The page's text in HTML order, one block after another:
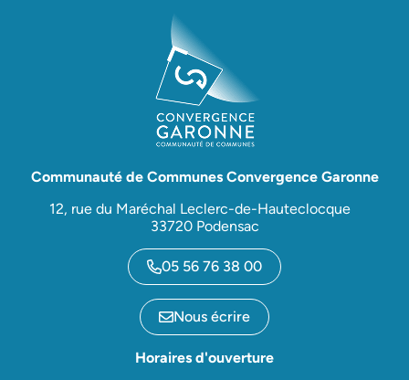
Communauté de Communes Convergence Garonne
12, rue du Maréchal Leclerc-de-Hauteclocque
33720 Podensac
05 56 76 38 00
Nous écrire
Horaires d'ouverture